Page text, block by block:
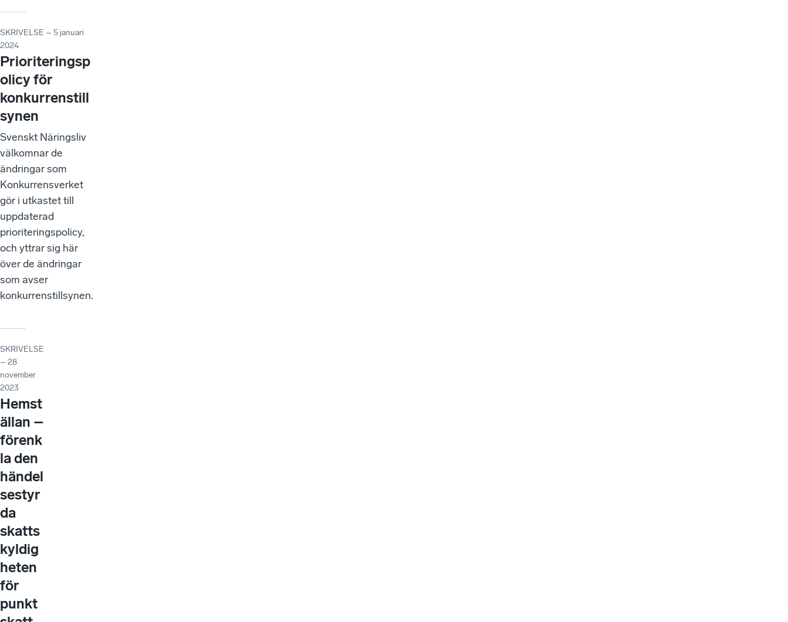
SKRIVELSE – 5 januari
2024
Prioriteringsp
olicy för
konkurrenstill
synen
Svenskt Näringsliv
välkomnar de
ändringar som
Konkurrensverket
gör i utkastet till
uppdaterad
prioriteringspolicy,
och yttrar sig här
över de ändringar
som avser
konkurrenstillsynen.
SKRIVELSE
– 28
november
2023
Hemst
ällan –
förenk
la den
händel
sestyr
da
skatts
kyldig
heten
för
punkt